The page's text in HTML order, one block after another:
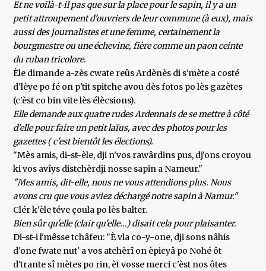
Et ne voilà-t-il pas que sur la place pour le sapin, il y a un
petit attroupement d'ouvriers de leur commune (à eux), mais
aussi des journalistes et une femme, certainement la
bourgmestre ou une échevine, fière comme un paon ceinte
du ruban tricolore.
Èle dimande a-zès cwate reûs Ardènès di s'mète a costé
d'lèye po fé on p'tit spitche avou dès fotos po lès gazètes
(c'èst co bin vite lès élècsions).
Elle demande aux quatre rudes Ardennais de se mettre à côté
d'elle pour faire un petit laïus, avec des photos pour les
gazettes ( c'est bientôt les élections).
"Mès amis, di-st-èle, dji n'vos rawârdins pus, dj'ons croyou
ki vos avîys distchèrdji nosse sapin a Nameur."
"Mes amis, dit-elle, nous ne vous attendions plus. Nous
avons cru que vous aviez déchargé notre sapin à Namur."
Clér k'èle téve çoula po lès balter.
Bien sûr qu'elle (clair qu'elle...) disait cela pour plaisanter.
Di-st-i l'mêsse tchâfeu: "È vla co-y-one, dji sons nâhis
d'one fwate nut' a vos atchèrî on èpicyâ po Nohé ôt
d'trante sî mètes po rin, èt vosse merci c'èst nos ôtes